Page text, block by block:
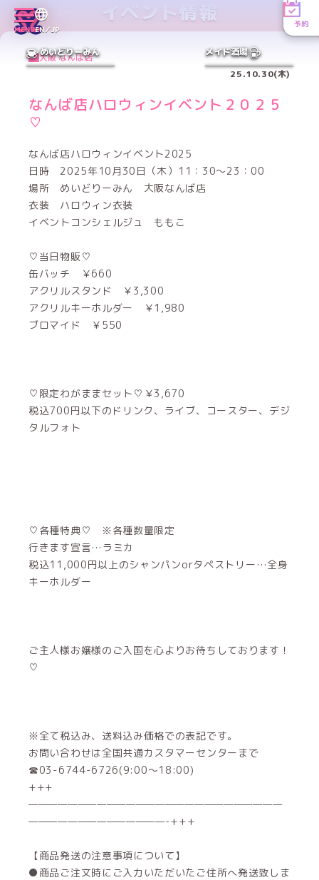
MENUEN／JP
予約
めいどりーみん メイド酒場
イベント情報
大阪 なんば店
25.10.30(木)
なんば店ハロウィンイベント２０２５
♡
なんば店ハロウィンイベント2025
日時 2025年10月30日（木）11：30～23：00
場所 めいどりーみん 大阪なんば店
衣装 ハロウィン衣装
イベントコンシェルジュ ももこ
♡当日物販♡
缶バッチ ￥660
アクリルスタンド ￥3,300
アクリルキーホルダー ￥1,980
ブロマイド ￥550
♡限定わがままセット♡￥3,670
税込700円以下のドリンク、ライブ、コースター、デジ
タルフォト
♡各種特典♡ ※各種数量限定
行きます宣言…ラミカ
税込11,000円以上のシャンパンorタペストリー…全身
キーホルダー
ご主人様お嬢様のご入国を心よりお待ちしております！
♡
※全て税込み、送料込み価格での表記です。
お問い合わせは全国共通カスタマーセンターまで
☎03-6744-6726(9:00～18:00)
+++
——————————————————————————
——————————————-+++
【商品発送の注意事項について】
●商品ご注文時にご入力いただいたご住所へ発送致しま